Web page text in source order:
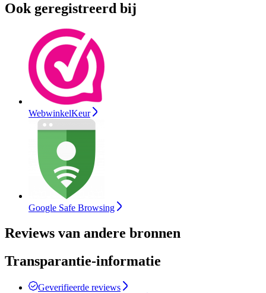
Ook geregistreerd bij
WebwinkelKeur
Google Safe Browsing
Reviews van andere bronnen
Transparantie-informatie
Geverifieerde reviews